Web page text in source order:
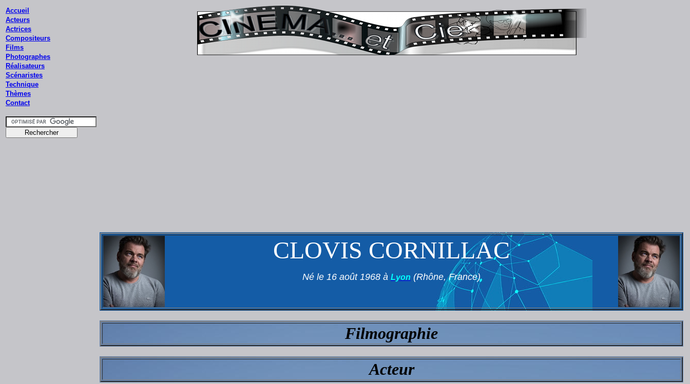
Accueil
Acteurs
Actrices
Compositeurs
Films
Photographes
Réalisateurs
Scénaristes
Technique
Thèmes
Contact
CLOVIS CORNILLAC
Né le 16 août 1968 à Lyon (Rhône, France)
Filmographie
Acteur